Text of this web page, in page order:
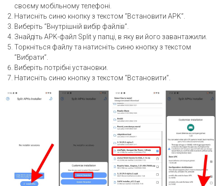
своєму мобільному телефоні.
Натисніть синю кнопку з текстом “Встановити APK”.
Виберіть “Внутрішній вибір файлів”.
Знайдіть APK-файл Split у папці, в яку ви його завантажили.
Торкніться файлу та натисніть синю кнопку з текстом
“Вибрати”.
Виберіть потрібні установки.
Натисніть синю кнопку з текстом “Встановити”.